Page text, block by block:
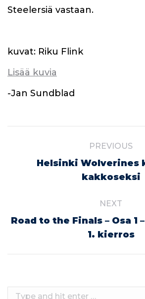
Steelersiä vastaan.
kuvat: Riku Flink
Lisää kuvia
-Jan Sundblad
PREVIOUS
Helsinki Wolverines
kakkoseksi
NEXT
Next
Road to the Finals – Osa 1
1. kierros
Search: